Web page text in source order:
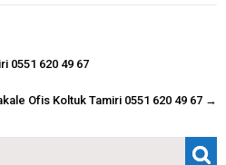
0551 620 49 67
Ofis Koltuk Tamiri 0551 620 49 67 →